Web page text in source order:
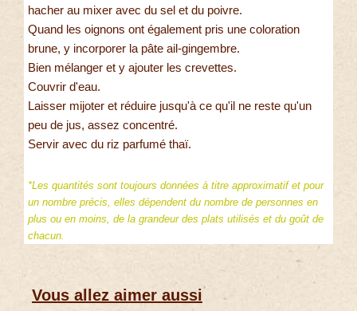
hacher au mixer avec du sel et du poivre.
Quand les oignons ont également pris une coloration
brune, y incorporer la pâte ail-gingembre.
Bien mélanger et y ajouter les crevettes.
Couvrir d'eau.
Laisser mijoter et réduire jusqu'à ce qu'il ne reste qu'un
peu de jus, assez concentré.
Servir avec du riz parfumé thaï.
*Les quantités sont toujours données à titre approximatif et pour
un nombre précis, elles dépendent du nombre de personnes en
plus ou en moins, de la grandeur des plats utilisés et du goût de
chacun.
Vous allez aimer aussi